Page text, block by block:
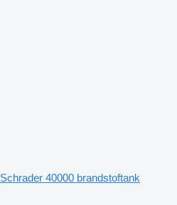
Schrader 40000 brandstoftank